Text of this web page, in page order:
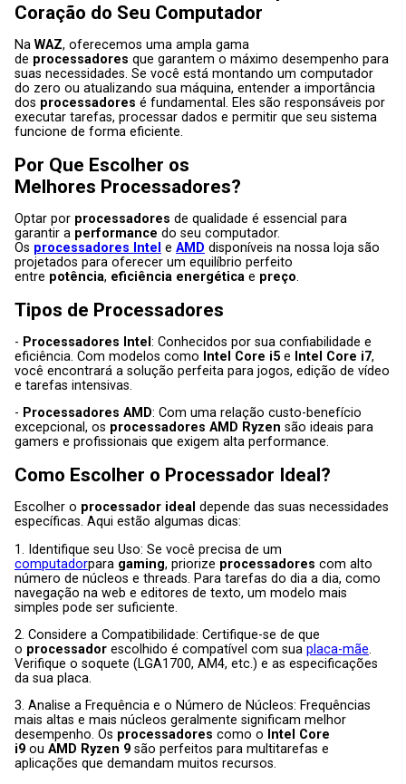
Coração do Seu Computador
Na WAZ, oferecemos uma ampla gama
de processadores que garantem o máximo desempenho para
suas necessidades. Se você está montando um computador
do zero ou atualizando sua máquina, entender a importância
dos processadores é fundamental. Eles são responsáveis por
executar tarefas, processar dados e permitir que seu sistema
funcione de forma eficiente.
Por Que Escolher os
Melhores Processadores?
Optar por processadores de qualidade é essencial para
garantir a performance do seu computador.
Os processadores Intel e AMD disponíveis na nossa loja são
projetados para oferecer um equilíbrio perfeito
entre potência, eficiência energética e preço.
Tipos de Processadores
- Processadores Intel : Conhecidos por sua confiabilidade e
eficiência. Com modelos como Intel Core i5 e Intel Core i7,
você encontrará a solução perfeita para jogos, edição de vídeo
e tarefas intensivas.
- Processadores AMD: Com uma relação custo-benefício
excepcional, os processadores AMD Ryzen são ideais para
gamers e profissionais que exigem alta performance.
Como Escolher o Processador Ideal?
Escolher o processador ideal depende das suas necessidades
específicas. Aqui estão algumas dicas:
1. Identifique seu Uso: Se você precisa de um
computadorpara gaming, priorize processadores com alto
número de núcleos e threads. Para tarefas do dia a dia, como
navegação na web e editores de texto, um modelo mais
simples pode ser suficiente.
2. Considere a Compatibilidade: Certifique-se de que
o processador escolhido é compatível com sua placa-mãe.
Verifique o soquete (LGA1700, AM4, etc.) e as especificações
da sua placa.
3. Analise a Frequência e o Número de Núcleos: Frequências
mais altas e mais núcleos geralmente significam melhor
desempenho. Os processadores como o Intel Core
i9 ou AMD Ryzen 9 são perfeitos para multitarefas e
aplicações que demandam muitos recursos.